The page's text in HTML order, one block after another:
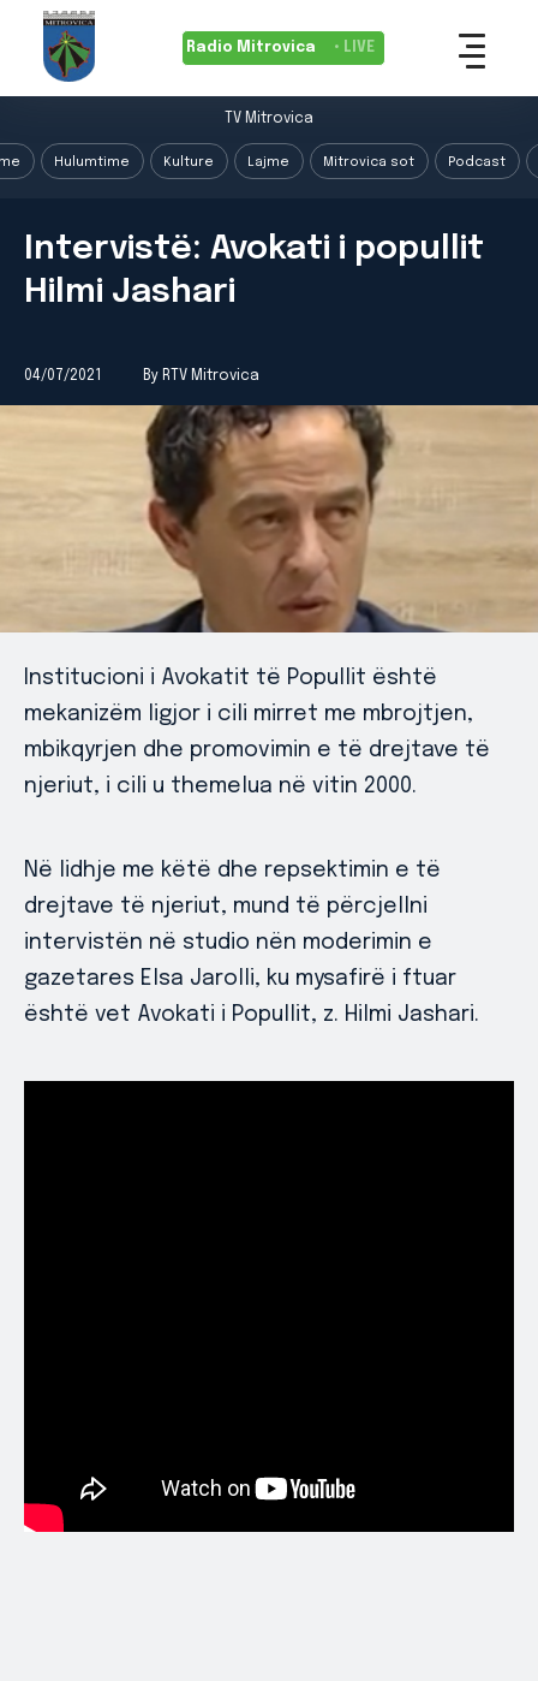
Radio Mitrovica • LIVE
TV Mitrovica
Hulumtime Kulture Lajme Mitrovica sot Podcast
Intervistë: Avokati i popullit
Hilmi Jashari
04/07/2021 By RTV Mitrovica
Institucioni i Avokatit të Popullit është
mekanizëm ligjor i cili mirret me mbrojtjen,
mbikqyrjen dhe promovimin e të drejtave të
njeriut, i cili u themelua në vitin 2000.
Në lidhje me këtë dhe repsektimin e të
drejtave të njeriut, mund të përcjellni
intervistën në studio nën moderimin e
gazetares Elsa Jarolli, ku mysafirë i ftuar
është vet Avokati i Popullit, z. Hilmi Jashari.